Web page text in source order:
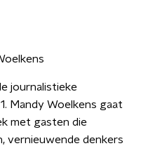
journalistieke
Mandy Woelkens gaat
met gasten die
vernieuwende denkers